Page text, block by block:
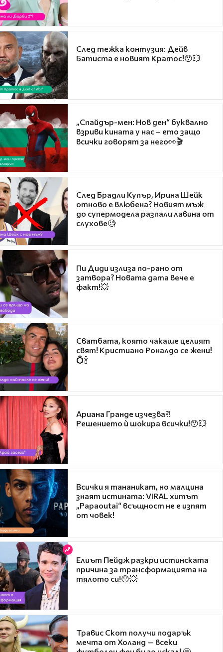
След тежка контузия: Дейв
Батиста е новият Кратос!😯💥
„Спайдър-мен: Нов ден“ буквално
взриви кината у нас – ето защо
всички говорят за него👀🎬
След Брадли Купър, Ирина Шейк
отново е влюбена? Новият мъж
до супермодела разпали лавина от
слухове🧐
Пи Диди излиза по-рано от
затвора? Новата дата вече е
факт!💥
Сватбата, която чакаше целият
свят! Кристиано Роналдо се жени!
💍🍾
Ариана Гранде изчезва?!
Решението ѝ шокира всички!😯💥
Всички я тананикат, но малцина
знаят истината: VIRAL хитът
„Papaoutai“ всъщност не е изпят
от човек!
Елиът Пейдж разкри истинската
причина за трансформацията на
тялото си!😯💥
Травис Скот получи подарък
мечта от Холанд — всеки